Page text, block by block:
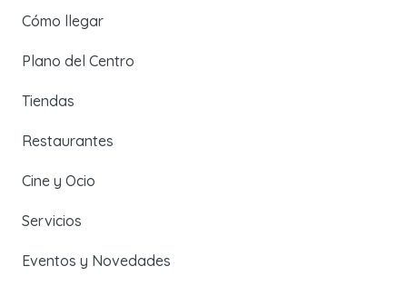
Cómo llegar
Plano del Centro
Tiendas
Restaurantes
Cine y Ocio
Servicios
Eventos y Novedades